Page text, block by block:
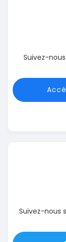
Suivez-
Suivez-nous